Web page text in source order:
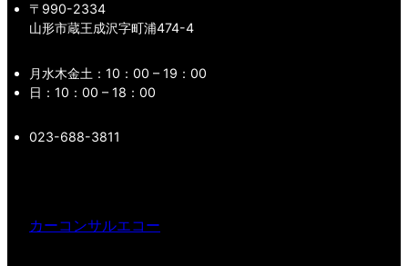
〒990-2334
山形市蔵王成沢字町浦474-4
月水木金土：10：00 – 19：00
日：10：00 – 18：00
023-688-3811
カーコンサルエコー